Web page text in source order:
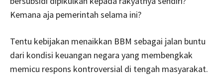
Kemana aja pemerintah selama ini?
Tentu kebijakan menaikkan BBM sebagai jalan buntu
dari kondisi keuangan negara yang membengkak
memicu respons kontroversial di tengah masyarakat.